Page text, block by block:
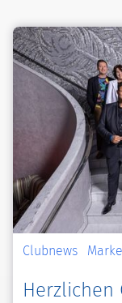
Clubnews
Herzlichen